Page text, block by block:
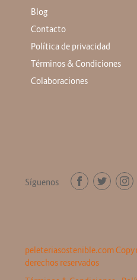
Blog
Contacto
Política de privacidad
Términos & Condiciones
Colaboraciones
Síguenos
peleteriasostenible.com
derechos reservados